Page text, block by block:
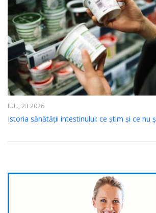
IUL., 23 2026
Istoria sănătății intestinului: ce știm și ce nu